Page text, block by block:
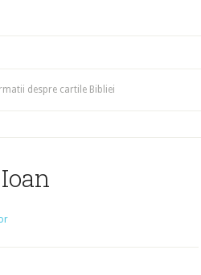
despre cartile Bibliei